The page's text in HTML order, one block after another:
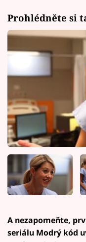
Prohlédněte si
A nezapomeňte,
seriálu Modrý kód